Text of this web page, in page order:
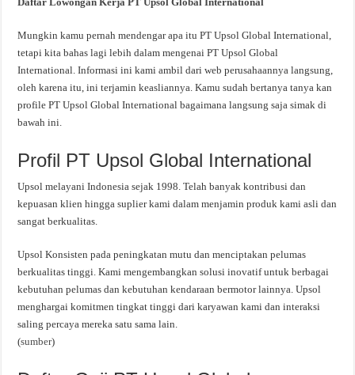
Mungkin kamu pernah mendengar apa itu PT Upsol Global International,
tetapi kita bahas lagi lebih dalam mengenai PT Upsol Global
International. Informasi ini kami ambil dari web perusahaannya langsung,
oleh karena itu, ini terjamin keasliannya. Kamu sudah bertanya tanya kan
profile PT Upsol Global International bagaimana langsung saja simak di
bawah ini.
Profil PT Upsol Global International
Upsol melayani Indonesia sejak 1998. Telah banyak kontribusi dan
kepuasan klien hingga suplier kami dalam menjamin produk kami asli dan
sangat berkualitas.
Upsol Konsisten pada peningkatan mutu dan menciptakan pelumas
berkualitas tinggi. Kami mengembangkan solusi inovatif untuk berbagai
kebutuhan pelumas dan kebutuhan kendaraan bermotor lainnya. Upsol
menghargai komitmen tingkat tinggi dari karyawan kami dan interaksi
saling percaya mereka satu sama lain.
(sumber)